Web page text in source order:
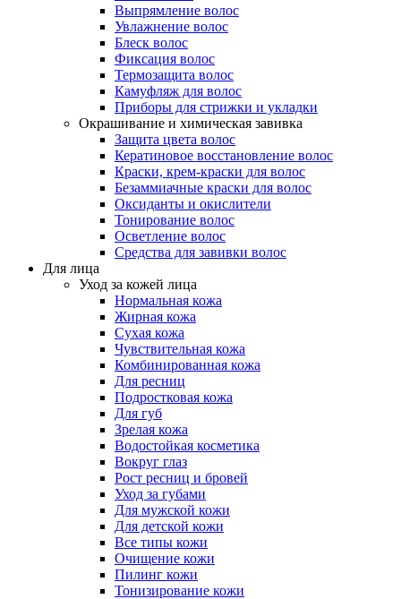
Выпрямление волос
Увлажнение волос
Блеск волос
Фиксация волос
Термозащита волос
Камуфляж для волос
Приборы для стрижки и укладки
Окрашивание и химическая завивка
Защита цвета волос
Кератиновое восстановление волос
Краски, крем-краски для волос
Безаммиачные краски для волос
Оксиданты и окислители
Тонирование волос
Осветление волос
Средства для завивки волос
Для лица
Уход за кожей лица
Нормальная кожа
Жирная кожа
Сухая кожа
Чувствительная кожа
Комбинированная кожа
Для ресниц
Подростковая кожа
Для губ
Зрелая кожа
Водостойкая косметика
Вокруг глаз
Рост ресниц и бровей
Уход за губами
Для мужской кожи
Для детской кожи
Все типы кожи
Очищение кожи
Пилинг кожи
Тонизирование кожи